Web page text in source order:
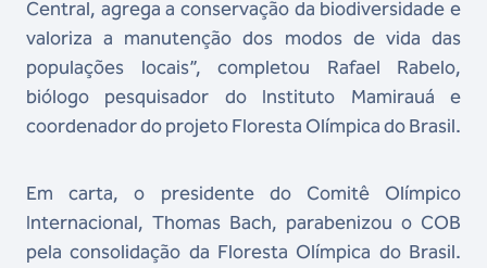
Central, agrega a conservação da biodiversidade e
valoriza a manutenção dos modos de vida das
populações locais”, completou Rafael Rabelo,
biólogo pesquisador do Instituto Mamirauá e
coordenador do projeto Floresta Olímpica do Brasil.
Em carta, o presidente do Comitê Olímpico
Internacional, Thomas Bach, parabenizou o COB
pela consolidação da Floresta Olímpica do Brasil.